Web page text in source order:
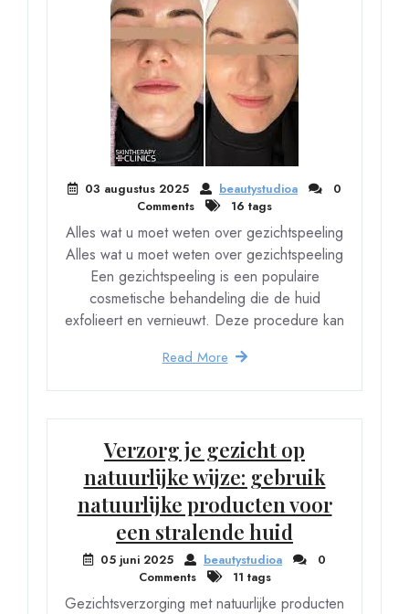
03 augustus 2025 beautystudioa
0
Comments
16 tags
Alles wat u moet weten over gezichtspeeling
Alles wat u moet weten over gezichtspeeling
Een gezichtspeeling is een populaire
cosmetische behandeling die de huid
exfolieert en vernieuwt. Deze procedure kan
Read More
Verzorg je gezicht op
natuurlijke wijze: gebruik
natuurlijke producten voor
een stralende huid
05 juni 2025 beautystudioa
0
Comments
11 tags
Gezichtsverzorging met natuurlijke producten